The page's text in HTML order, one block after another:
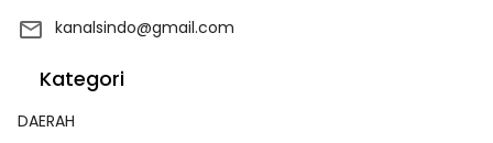
kanalsindo@gmail.com
Kategori
DAERAH